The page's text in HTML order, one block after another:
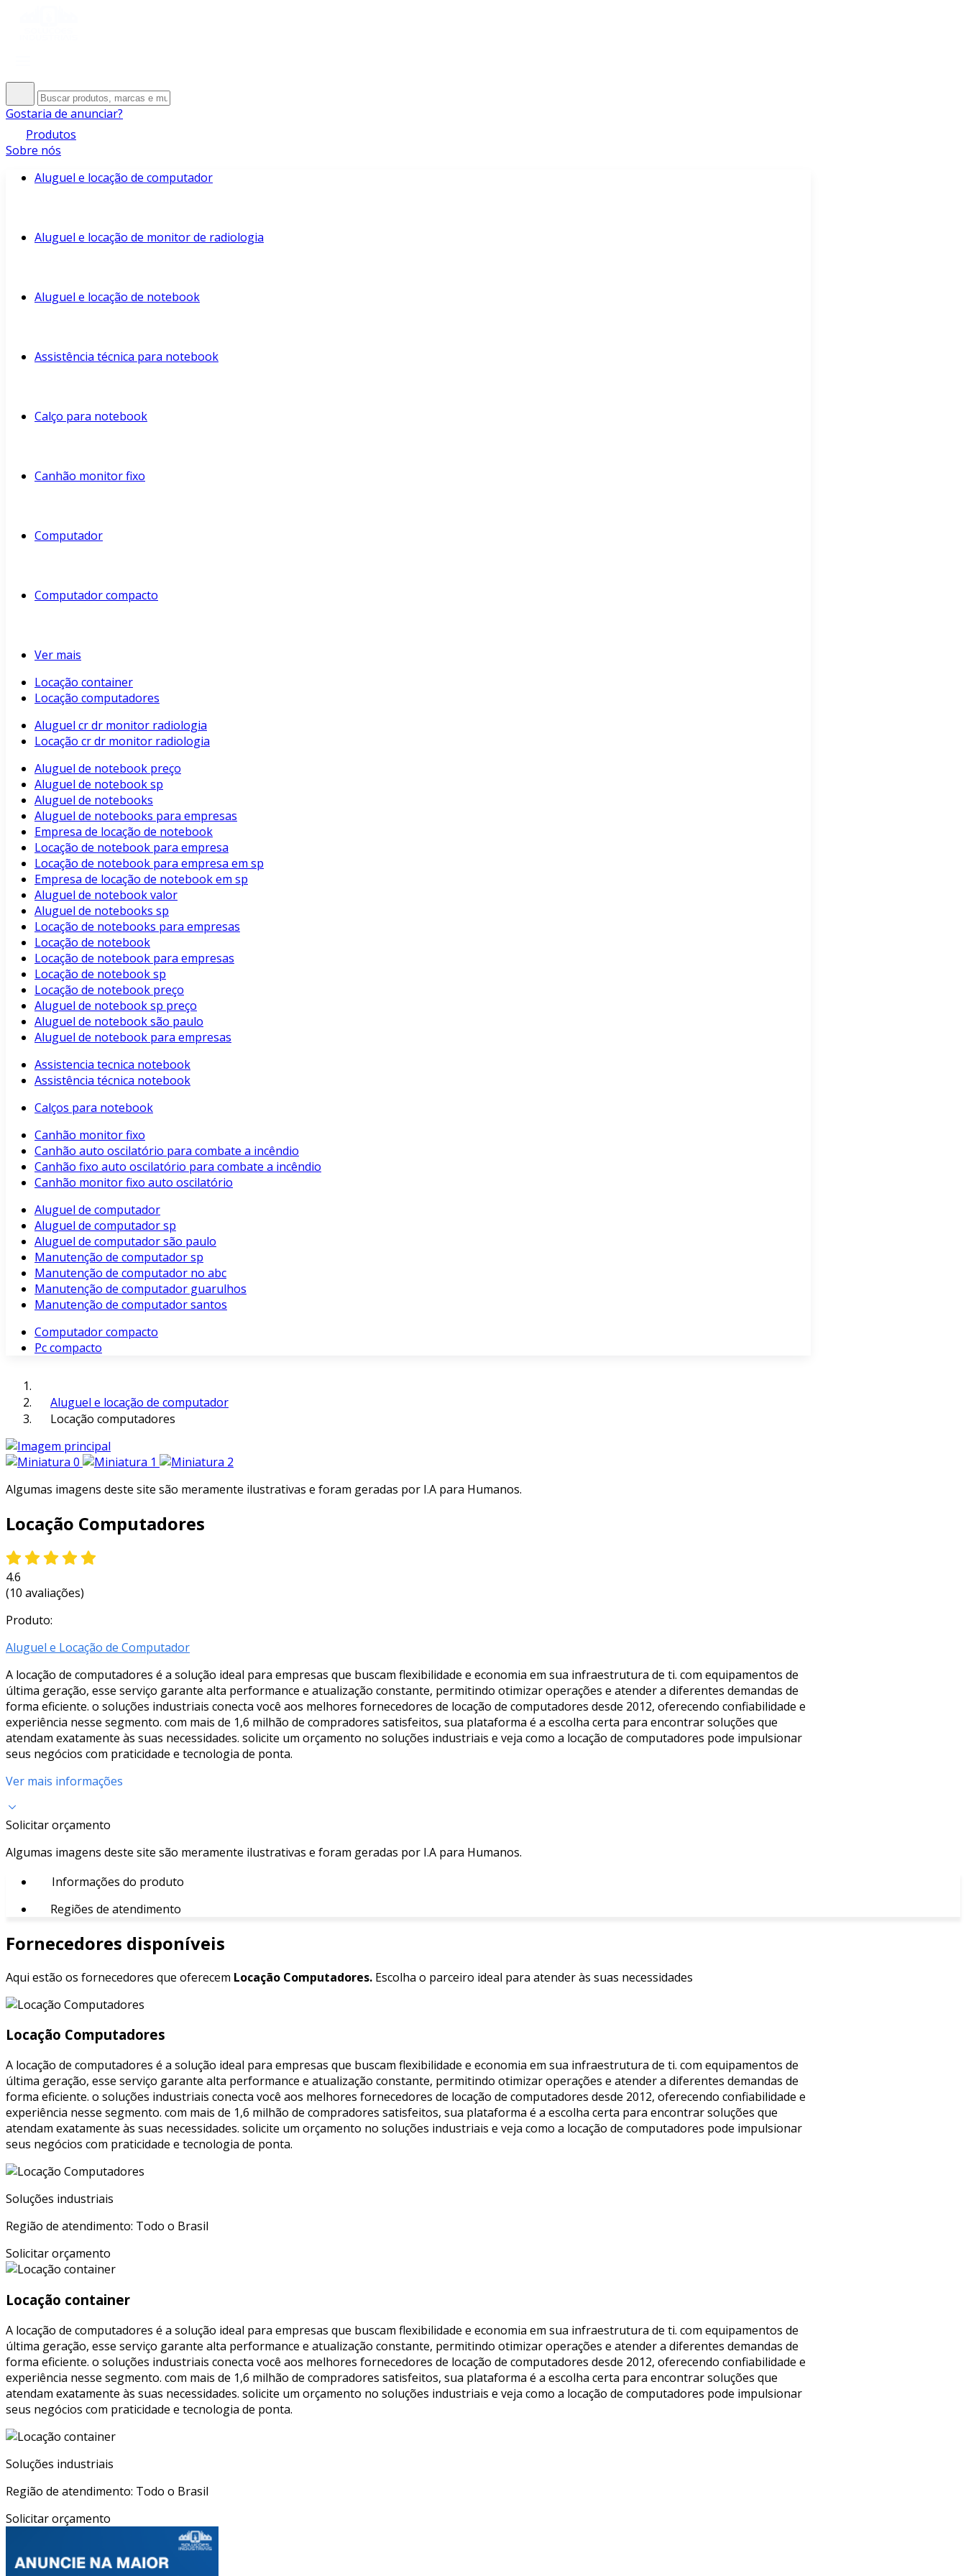
Gostaria de anunciar?
Produtos
Sobre nós
Aluguel e locação de computador
Aluguel e locação de monitor de radiologia
Aluguel e locação de notebook
Assistência técnica para notebook
Calço para notebook
Canhão monitor fixo
Computador
Computador compacto
Ver mais
Locação container
Locação computadores
Aluguel cr dr monitor radiologia
Locação cr dr monitor radiologia
Aluguel de notebook preço
Aluguel de notebook sp
Aluguel de notebooks
Aluguel de notebooks para empresas
Empresa de locação de notebook
Locação de notebook para empresa
Locação de notebook para empresa em sp
Empresa de locação de notebook em sp
Aluguel de notebook valor
Aluguel de notebooks sp
Locação de notebooks para empresas
Locação de notebook
Locação de notebook para empresas
Locação de notebook sp
Locação de notebook preço
Aluguel de notebook sp preço
Aluguel de notebook são paulo
Aluguel de notebook para empresas
Assistencia tecnica notebook
Assistência técnica notebook
Calços para notebook
Canhão monitor fixo
Canhão auto oscilatório para combate a incêndio
Canhão fixo auto oscilatório para combate a incêndio
Canhão monitor fixo auto oscilatório
Aluguel de computador
Aluguel de computador sp
Aluguel de computador são paulo
Manutenção de computador sp
Manutenção de computador no abc
Manutenção de computador guarulhos
Manutenção de computador santos
Computador compacto
Pc compacto
Aluguel e locação de computador
Locação computadores
Algumas imagens deste site são meramente ilustrativas e foram geradas por I.A para Humanos.
Locação Computadores
4.6
(10 avaliações)
Produto:
Aluguel e Locação de Computador
A locação de computadores é a solução ideal para empresas que buscam flexibilidade e economia em sua infraestrutura de ti. com equipamentos de
última geração, esse serviço garante alta performance e atualização constante, permitindo otimizar operações e atender a diferentes demandas de
forma eficiente. o soluções industriais conecta você aos melhores fornecedores de locação de computadores desde 2012, oferecendo confiabilidade e
experiência nesse segmento. com mais de 1,6 milhão de compradores satisfeitos, sua plataforma é a escolha certa para encontrar soluções que
atendam exatamente às suas necessidades. solicite um orçamento no soluções industriais e veja como a locação de computadores pode impulsionar
seus negócios com praticidade e tecnologia de ponta.
Ver mais informações
Solicitar orçamento
Algumas imagens deste site são meramente ilustrativas e foram geradas por I.A para Humanos.
Informações do produto
Regiões de atendimento
Fornecedores disponíveis
Aqui estão os fornecedores que oferecem Locação Computadores. Escolha o parceiro ideal para atender às suas necessidades
Locação Computadores
A locação de computadores é a solução ideal para empresas que buscam flexibilidade e economia em sua infraestrutura de ti. com equipamentos de
última geração, esse serviço garante alta performance e atualização constante, permitindo otimizar operações e atender a diferentes demandas de
forma eficiente. o soluções industriais conecta você aos melhores fornecedores de locação de computadores desde 2012, oferecendo confiabilidade e
experiência nesse segmento. com mais de 1,6 milhão de compradores satisfeitos, sua plataforma é a escolha certa para encontrar soluções que
atendam exatamente às suas necessidades. solicite um orçamento no soluções industriais e veja como a locação de computadores pode impulsionar
seus negócios com praticidade e tecnologia de ponta.
Soluções industriais
Região de atendimento: Todo o Brasil
Solicitar orçamento
Locação container
A locação de computadores é a solução ideal para empresas que buscam flexibilidade e economia em sua infraestrutura de ti. com equipamentos de
última geração, esse serviço garante alta performance e atualização constante, permitindo otimizar operações e atender a diferentes demandas de
forma eficiente. o soluções industriais conecta você aos melhores fornecedores de locação de computadores desde 2012, oferecendo confiabilidade e
experiência nesse segmento. com mais de 1,6 milhão de compradores satisfeitos, sua plataforma é a escolha certa para encontrar soluções que
atendam exatamente às suas necessidades. solicite um orçamento no soluções industriais e veja como a locação de computadores pode impulsionar
seus negócios com praticidade e tecnologia de ponta.
Soluções industriais
Região de atendimento: Todo o Brasil
Solicitar orçamento